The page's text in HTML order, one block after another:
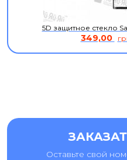
5D защитное стекло
349,00
Оставьте свой